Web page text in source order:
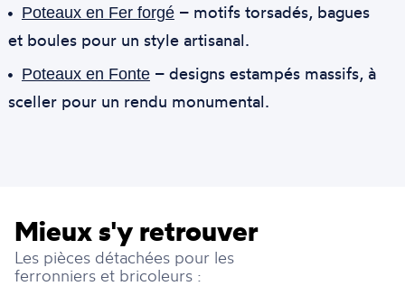
Poteaux en Fer forgé– motifs torsadés, bagues
et boules pour un style artisanal.
Poteaux en Fonte– designs estampés massifs, à
sceller pour un rendu monumental.
Mieux s'y retrouver
Les pièces détachées pour les
ferronniers et bricoleurs :